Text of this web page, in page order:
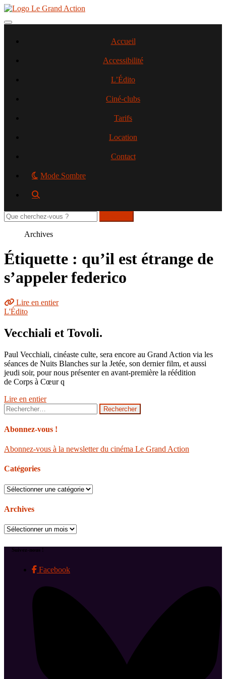
Aller
contenu
Toggle navigation
Accueil
Accessibilité
L’Édito
Ciné-clubs
Tarifs
Location
Contact
Mode Sombre
Rechercher
sur
Archives
Étiquette : qu’il est étrange de
s’appeler federico
Lire en entier
L'Édito
Vecchiali et Tovoli.
Paul Vecchiali, cinéaste culte, sera encore au Grand Action via les
séances de Nuits Blanches sur la Jetée, son dernier film, et aussi
jeudi soir, pour nous présenter en avant-première la réédition
de Corps à Cœur q
Lire en entier
Rechercher :
Abonnez-vous !
Abonnez-vous à la newsletter du cinéma Le Grand Action
Catégories
Catégories
Archives
Archives
Suivez-nous !
Facebook